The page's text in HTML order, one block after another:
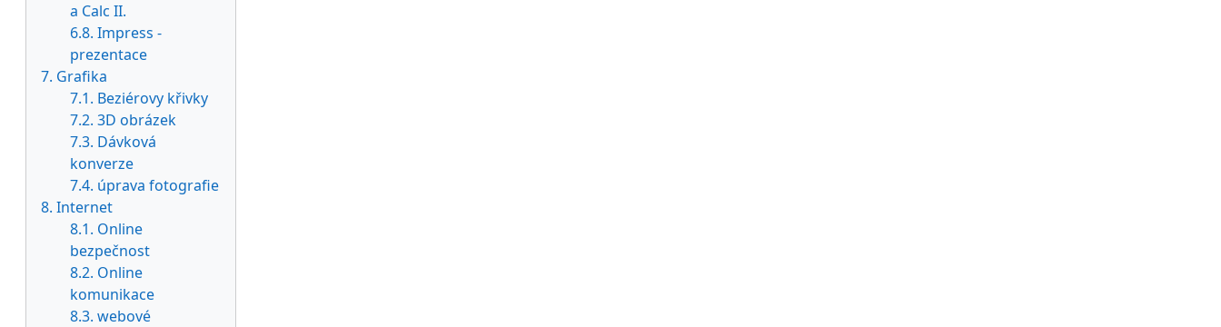
a Calc II.
6.8. Impress -
prezentace
7. Grafika
7.1. Beziérovy křivky
7.2. 3D obrázek
7.3. Dávková
konverze
7.4. úprava fotografie
8. Internet
8.1. Online
bezpečnost
8.2. Online
komunikace
8.3. webové